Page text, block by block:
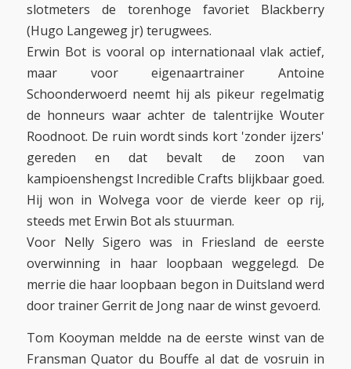
slotmeters de torenhoge favoriet Blackberry
(Hugo Langeweg jr) terugwees.
Erwin Bot is vooral op internationaal vlak actief,
maar voor eigenaartrainer Antoine
Schoonderwoerd neemt hij als pikeur regelmatig
de honneurs waar achter de talentrijke Wouter
Roodnoot. De ruin wordt sinds kort 'zonder ijzers'
gereden en dat bevalt de zoon van
kampioenshengst Incredible Crafts blijkbaar goed.
Hij won in Wolvega voor de vierde keer op rij,
steeds met Erwin Bot als stuurman.
Voor Nelly Sigero was in Friesland de eerste
overwinning in haar loopbaan weggelegd. De
merrie die haar loopbaan begon in Duitsland werd
door trainer Gerrit de Jong naar de winst gevoerd.
Tom Kooyman meldde na de eerste winst van de
Fransman Quator du Bouffe al dat de vosruin in